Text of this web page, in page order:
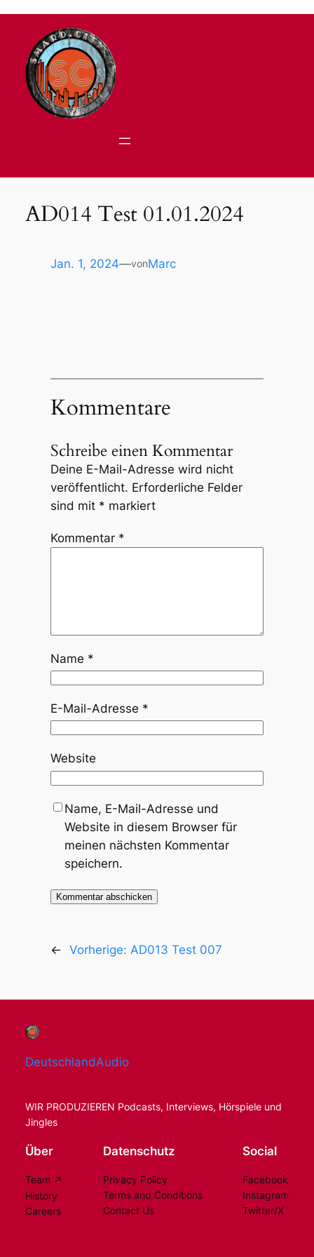
springen
AD014 Test 01.01.2024
Jan. 1, 2024—vonMarc
Kommentare
Schreibe einen Kommentar
Deine E-Mail-Adresse wird nicht
veröffentlicht. Erforderliche Felder
sind mit * markiert
Kommentar *
Name *
E-Mail-Adresse *
Website
Name, E-Mail-Adresse und
Website in diesem Browser für
meinen nächsten Kommentar
speichern.
← Vorherige: AD013 Test 007
DeutschlandAudio
WIR PRODUZIEREN Podcasts, Interviews, Hörspiele und
Jingles
Über
Team
History
Careers
Datenschutz
Privacy Policy
Terms and Conditions
Contact Us
Social
Facebook
Instagram
Twitter/X